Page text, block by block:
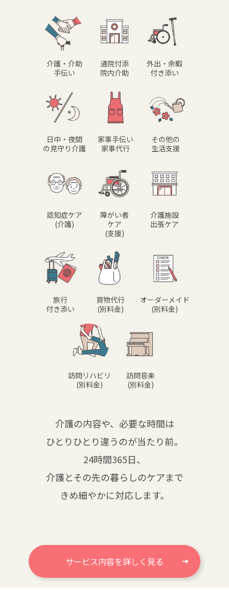
介護・介助
手伝い
通院付添
院内介助
外出・余暇
付き添い
日中・夜間
の見守り介護
家事手伝い
家事代行
その他の
生活支援
認知症ケア
(介護)
障がい者
ケア
(支援)
介護施設
出張ケア
旅行
付き添い
買物代行
(別料金)
オーダーメイド
(別料金)
訪問リハビリ
(別料金)
訪問音楽
(別料金)
介護の内容や、必要な時間は
ひとりひとり違うのが当たり前。
24時間365日、
介護とその先の暮らしのケアまで
きめ細やかに対応します。
サービス内容を詳しく見る